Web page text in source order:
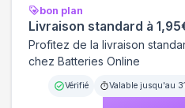
bon plan
Livraison standard à
Profitez de la livraison
chez Batteries Online
Vérifié Valable jusqu'au